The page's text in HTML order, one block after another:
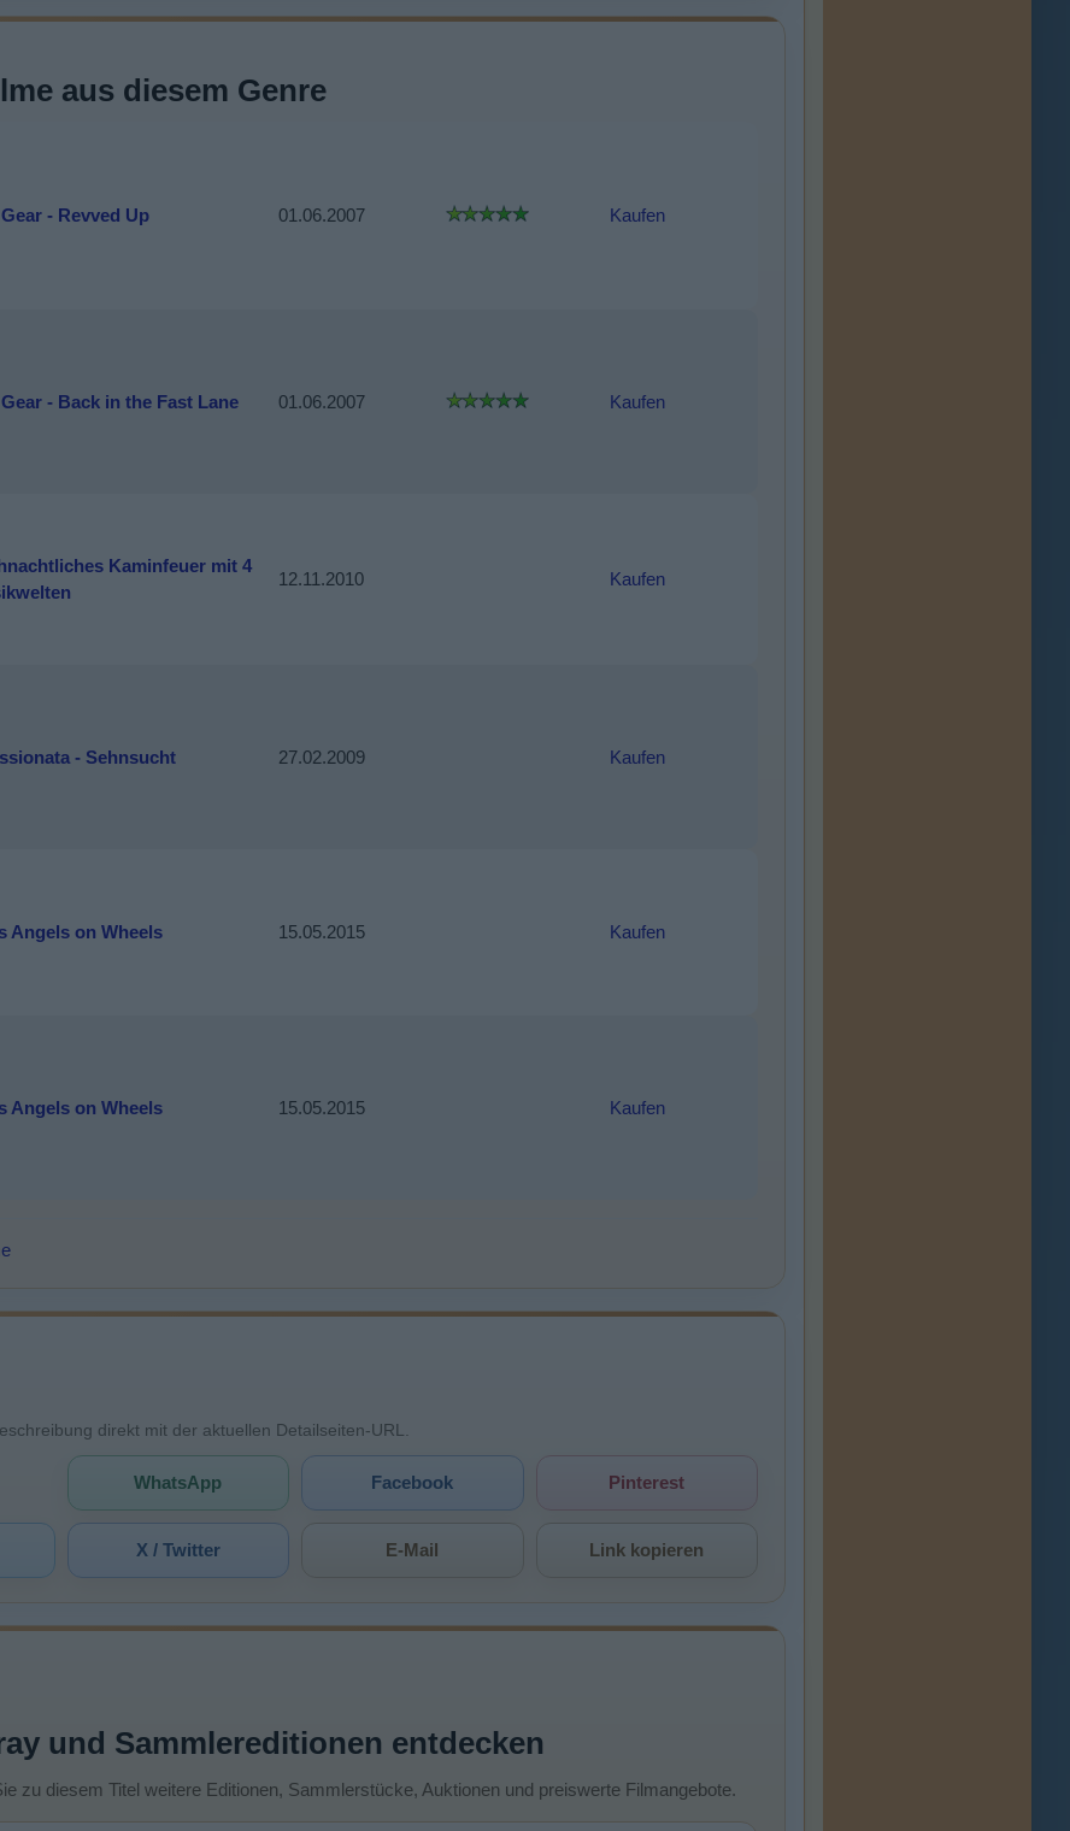
aus diesem Genre
- Revved Up 01.06.2007 Kaufen
- Back in the Fast Lane 01.06.2007 Kaufen
Kaminfeuer mit 4
12.11.2010 Kaufen
- Sehnsucht 27.02.2009 Kaufen
Angels on Wheels 15.05.2015 Kaufen
Angels on Wheels 15.05.2015 Kaufen
direkt mit der aktuellen Detailseiten-URL.
WhatsApp Facebook Pinterest
X / Twitter E-Mail Link kopieren
und Sammlereditionen entdecken
zu diesem Titel weitere Editionen, Sammlerstücke, Auktionen und preiswerte Filmangebote.